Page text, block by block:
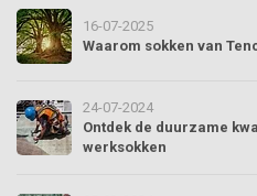
16-07-2025
Waarom sokken van
24-07-2024
Ontdek de duurzame
werksokken